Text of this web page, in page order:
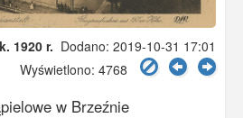
1920 r. Dodano: 2019-10-31 17:01
Wyświetlono: 4768
w Brzeźnie